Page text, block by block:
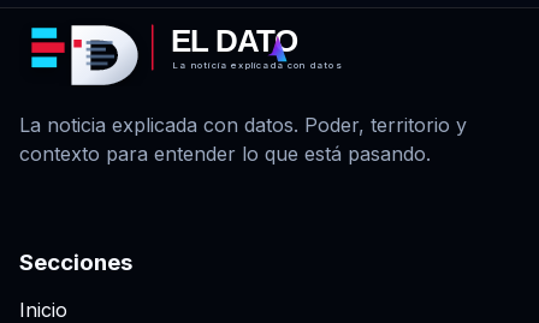
EL DATO
La noticia explicada con datos
La noticia explicada con datos. Poder, territorio y
contexto para entender lo que está pasando.
Secciones
Inicio